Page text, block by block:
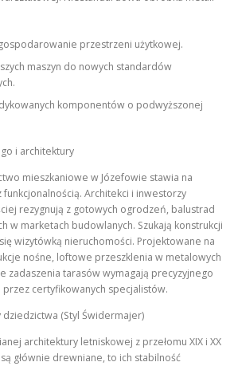
przestrzeni użytkowej.
maszyn do nowych standardów
komponentów o podwyższonej
i architektury
mieszkaniowe w Józefowie stawia na
funkcjonalnością. Architekci i inwestorzy
rezygnują z gotowych ogrodzeń, balustrad
w marketach budowlanych. Szukają konstrukcji
wizytówką nieruchomości. Projektowane na
nośne, loftowe przeszklenia w metalowych
zadaszenia tarasów wymagają precyzyjnego
przez certyfikowanych specjalistów.
(Styl Świdermajer)
architektury letniskowej z przełomu XIX i XX
głównie drewniane, to ich stabilność